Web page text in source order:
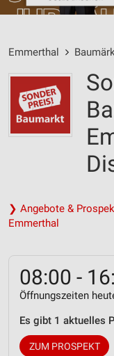
Emmerthal
❯ Angebote &
Emmerthal
08:00 -
Öffnungszeiten
Es gibt 1 aktuelles
ZUM PROSPEKT